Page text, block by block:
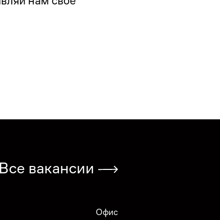
вакансии
Офис